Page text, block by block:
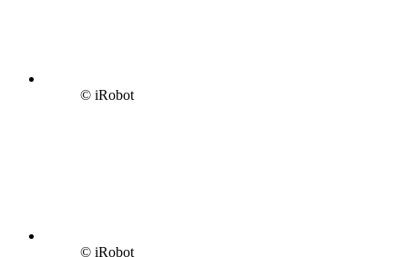
© iRobot
© iRobot